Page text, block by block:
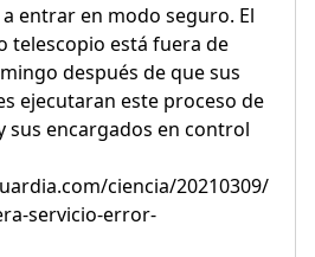
entrar en modo seguro. El
telescopio está fuera de
después de que sus
ejecutaran este proceso de
sus encargados en control
ciencia/20210309/
servicio-error-